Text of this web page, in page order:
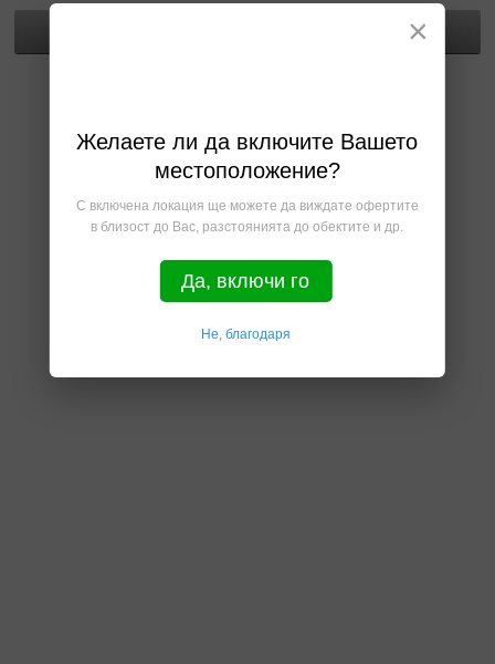
×
Желаете ли да включите Вашето
местоположение?
С включена локация ще можете да виждате офертите
в близост до Вас, разстоянията до обектите и др.
Да, включи го
Не, благодаря